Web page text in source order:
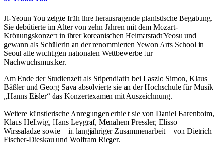
Ji-Yeoun You zeigte früh ihre herausragende pianistische Begabung.
Sie debütierte im Alter von zehn Jahren mit dem Mozart-
Krönungskonzert in ihrer koreanischen Heimatstadt Yeosu und
gewann als Schülerin an der renommierten Yewon Arts School in
Seoul alle wichtigen nationalen Wettbewerbe für
Nachwuchsmusiker.
Am Ende der Studienzeit als Stipendiatin bei Laszlo Simon, Klaus
Bäßler und Georg Sava absolvierte sie an der Hochschule für Musik
„Hanns Eisler“ das Konzertexamen mit Auszeichnung.
Weitere künstlerische Anregungen erhielt sie von Daniel Barenboim,
Klaus Hellwig, Hans Leygraf, Menahem Pressler, Elisso
Wirssaladze sowie – in langjähriger Zusammenarbeit – von Dietrich
Fischer-Dieskau und Wolfram Rieger.